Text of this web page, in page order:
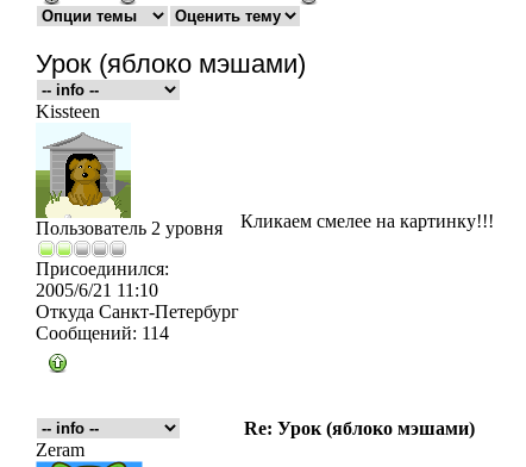
Урок (яблоко мэшами)
Kissteen
Пользователь 2 уровня
Присоединился:
2005/6/21 11:10
Откуда Санкт-Петербург
Сообщений: 114
Кликаем смелее на картинку!!!
Re: Урок (яблоко мэшами)
Zeram